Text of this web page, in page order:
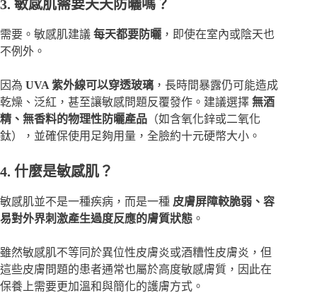
3. 敏感肌需要天天防曬嗎？
需要。敏感肌建議 每天都要防曬 ，即使在室內或陰天也
不例外。
因為 UVA 紫外線可以穿透玻璃 ，長時間暴露仍可能造成
乾燥、泛紅，甚至讓敏感問題反覆發作。建議選擇 無酒
精、無香料的物理性防曬產品 （如含氧化鋅或二氧化
鈦），並確保使用足夠用量，全臉約十元硬幣大小。
4. 什麼是敏感肌？
敏感肌並不是一種疾病，而是一種 皮膚屏障較脆弱、容
易對外界刺激產生過度反應的膚質狀態 。
雖然敏感肌不等同於異位性皮膚炎或酒糟性皮膚炎，但
這些皮膚問題的患者通常也屬於高度敏感膚質，因此在
保養上需要更加溫和與簡化的護膚方式。